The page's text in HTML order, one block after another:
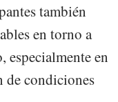
también
en torno a
especialmente en
de condiciones